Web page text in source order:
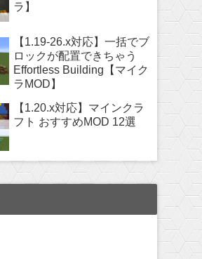
ラ】
【1.19-26.x対応】一括でブ
ロックが配置できちゃう
Effortless Building【マイク
ラMOD】
【1.20.x対応】マインクラ
フト おすすめMOD 12選